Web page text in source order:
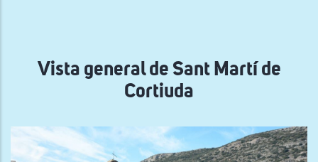
Vista general de Sant Martí de
Cortiuda